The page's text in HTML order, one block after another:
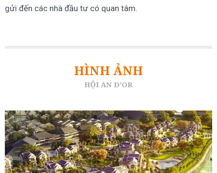
gửi đến các nhà đầu tư có quan tâm.
HÌNH ẢNH
HỘI AN D'OR